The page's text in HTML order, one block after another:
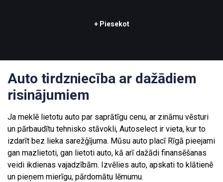
+ Piesekot
Auto tirdzniecība ar dažādiem
risinājumiem
Ja meklē lietotu auto par saprātīgu cenu, ar zināmu vēsturi
un pārbaudītu tehnisko stāvokli, Autoselect ir vieta, kur to
izdarīt bez lieka sarežģījuma. Mūsu auto placī Rīgā pieejami
gan mazlietoti, gan lietoti auto, kā arī dažādi finansēšanas
veidi ikdienas vajadzībām. Izvēlies auto, apskati to klātienē
un pieņem mierīgu, pārdomātu lēmumu.